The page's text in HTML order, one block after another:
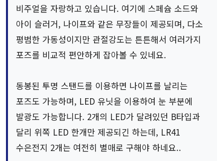
비주얼을 자랑하고 있습니다. 여기에 스페슘 소드와
아이 슬러거, 나이프와 같은 무장들이 제공되며, 다소
평범한 가동성이지만 관절강도는 튼튼해서 여러가지
포즈를 비교적 편안하게 잡아볼 수 있네요.
동봉된 투명 스탠드를 이용하면 나이프를 날리는
포즈도 가능하며, LED 유닛을 이용하여 눈 부분에
발광도 가능합니다. 2개의 LED가 달려있던 B타입과
달리 위쪽 LED 한개만 제공되긴 하는데, LR41
수은전지 2개는 여전히 별매로 구해야 하네요..